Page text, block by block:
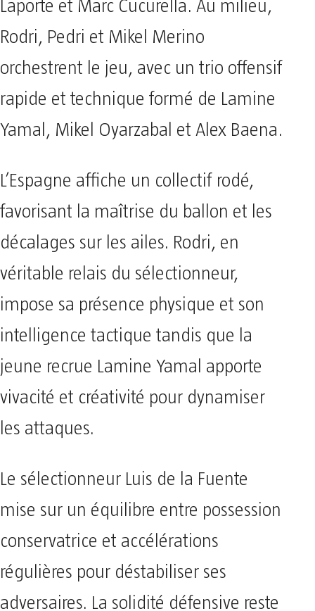
Laporte et Marc Cucurella. Au milieu,
Rodri, Pedri et Mikel Merino
orchestrent le jeu, avec un trio offensif
rapide et technique formé de Lamine
Yamal, Mikel Oyarzabal et Alex Baena.
L’Espagne affiche un collectif rodé,
favorisant la maîtrise du ballon et les
décalages sur les ailes. Rodri, en
véritable relais du sélectionneur,
impose sa présence physique et son
intelligence tactique tandis que la
jeune recrue Lamine Yamal apporte
vivacité et créativité pour dynamiser
les attaques.
Le sélectionneur Luis de la Fuente
mise sur un équilibre entre possession
conservatrice et accélérations
régulières pour déstabiliser ses